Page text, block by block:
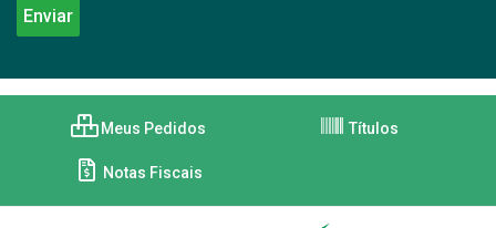
Meus Pedidos Títulos
Notas Fiscais